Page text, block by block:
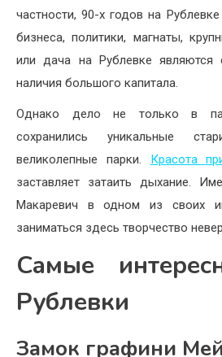
частности, 90-х годов на
бизнеса, политики, магнаты,
или дача на Рублевке являются
наличия большого капитала.
Однако дело не только в
сохранились уникальные
великолепные парки. Красота
заставляет затаить дыхание.
Макаревич в одном из своих
заниматься здесь творчество
Самые
Рублевки
Замок графини